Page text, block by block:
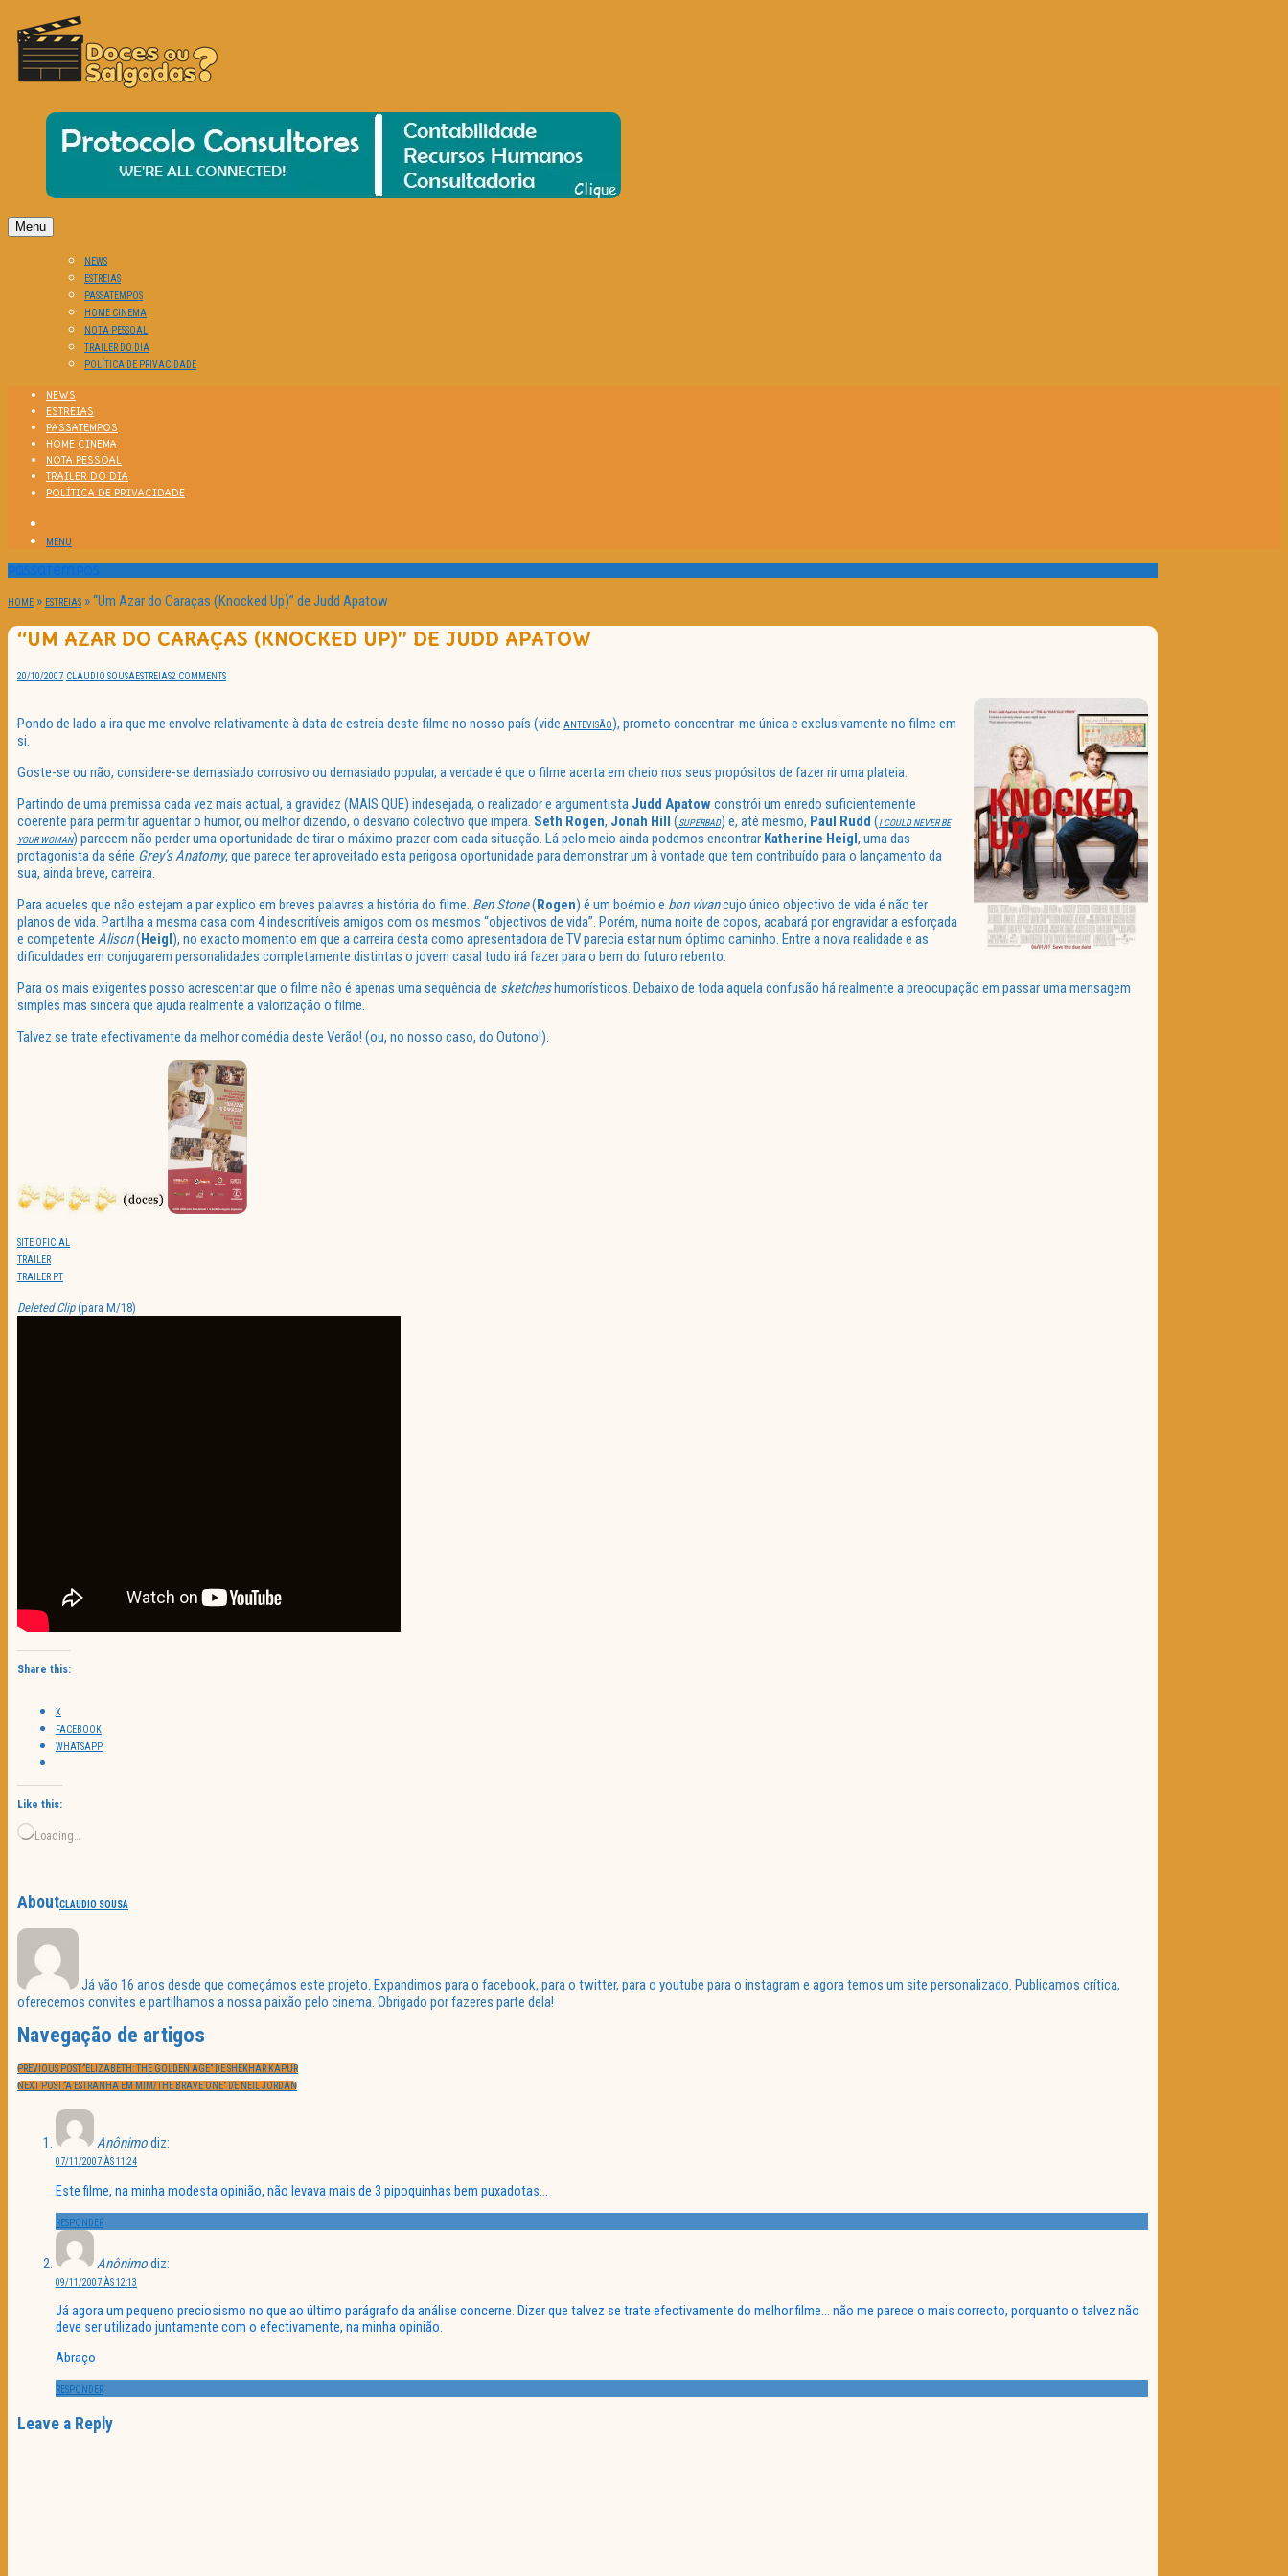
DOCES OU SALGADAS?
O Cinema? Uma Paixão!!
Menu
NEWS
ESTREIAS
PASSATEMPOS
HOME CINEMA
NOTA PESSOAL
TRAILER DO DIA
POLÍTICA DE PRIVACIDADE
NEWS
ESTREIAS
PASSATEMPOS
HOME CINEMA
NOTA PESSOAL
TRAILER DO DIA
POLÍTICA DE PRIVACIDADE
MENU
Passatempos
HOME » ESTREIAS »“Um Azar do Caraças (Knocked Up)” de Judd Apatow
“UM AZAR DO CARAÇAS (KNOCKED UP)” DE JUDD APATOW
20/10/2007 CLAUDIO SOUSAESTREIAS2 COMMENTS
Pondo de lado a ira que me envolve relativamente à data de estreia deste filme no nosso país (vide ANTEVISÃO), prometo concentrar-me única e exclusivamente no filme em
si.
Goste-se ou não, considere-se demasiado corrosivo ou demasiado popular, a verdade é que o filme acerta em cheio nos seus propósitos de fazer rir uma plateia.
Partindo de uma premissa cada vez mais actual, a gravidez (MAIS QUE) indesejada, o realizador e argumentista Judd Apatowconstrói um enredo suficientemente
coerente para permitir aguentar o humor, ou melhor dizendo, o desvario colectivo que impera. Seth Rogen, Jonah Hill (SUPERBAD) e, até mesmo, Paul Rudd (I COULD NEVER BE
YOUR WOMAN) parecem não perder uma oportunidade de tirar o máximo prazer com cada situação. Lá pelo meio ainda podemos encontrar Katherine Heigl, uma das
protagonista da série Grey’s Anatomy, que parece ter aproveitado esta perigosa oportunidade para demonstrar um à vontade que tem contribuído para o lançamento da
sua, ainda breve, carreira.
Para aqueles que não estejam a par explico em breves palavras a história do filme. Ben Stone(Rogen) é um boémio e bon vivancujo único objectivo de vida é não ter
planos de vida. Partilha a mesma casa com 4 indescritíveis amigos com os mesmos “objectivos de vida”. Porém, numa noite de copos, acabará por engravidar a esforçada
e competente Alison(Heigl), no exacto momento em que a carreira desta como apresentadora de TV parecia estar num óptimo caminho. Entre a nova realidade e as
dificuldades em conjugarem personalidades completamente distintas o jovem casal tudo irá fazer para o bem do futuro rebento.
Para os mais exigentes posso acrescentar que o filme não é apenas uma sequência de sketcheshumorísticos. Debaixo de toda aquela confusão há realmente a preocupação em passar uma mensagem
simples mas sincera que ajuda realmente a valorização o filme.
Talvez se trate efectivamente da melhor comédia deste Verão! (ou, no nosso caso, do Outono!).
SITE OFICIAL
TRAILER
TRAILER PT
Deleted Clip(para M/18)
Share this:
X
FACEBOOK
WHATSAPP
Like this:
Loading…
AboutCLAUDIO SOUSA
Já vão 16 anos desde que começámos este projeto. Expandimos para o facebook, para o twitter, para o youtube para o instagram e agora temos um site personalizado. Publicamos crítica,
oferecemos convites e partilhamos a nossa paixão pelo cinema. Obrigado por fazeres parte dela!
Navegação de artigos
PREVIOUS POST:“ELIZABETH: THE GOLDEN AGE” DE SHEKHAR KAPUR
NEXT POST:“A ESTRANHA EM MIM/THE BRAVE ONE” DE NEIL JORDAN
Anônimodiz:
07/11/2007 ÀS 11:24
Este filme, na minha modesta opinião, não levava mais de 3 pipoquinhas bem puxadotas…
RESPONDER
Anônimodiz:
09/11/2007 ÀS 12:13
Já agora um pequeno preciosismo no que ao último parágrafo da análise concerne. Dizer que talvez se trate efectivamente do melhor filme… não me parece o mais correcto, porquanto o talvez não
deve ser utilizado juntamente com o efectivamente, na minha opinião.
Abraço
RESPONDER
Leave a Reply